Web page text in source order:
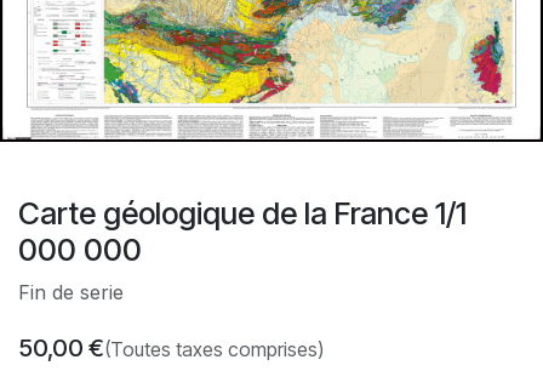
Carte géologique de la France 1/1
000 000
Fin de serie
50,00 €(Toutes taxes comprises)